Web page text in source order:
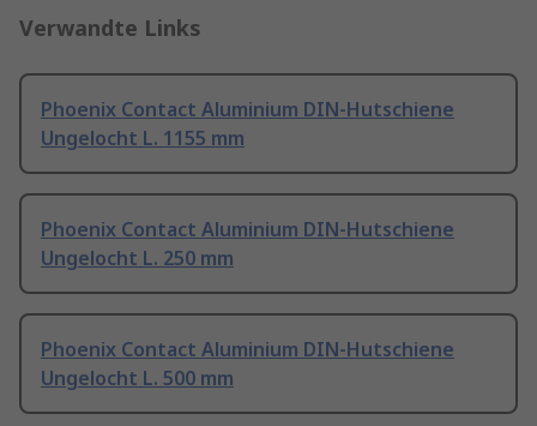
Verwandte Links
Phoenix Contact Aluminium DIN-Hutschiene
Ungelocht L. 1155 mm
Phoenix Contact Aluminium DIN-Hutschiene
Ungelocht L. 250 mm
Phoenix Contact Aluminium DIN-Hutschiene
Ungelocht L. 500 mm